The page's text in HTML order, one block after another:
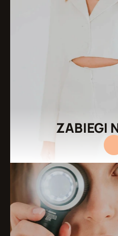
ZABIEGI